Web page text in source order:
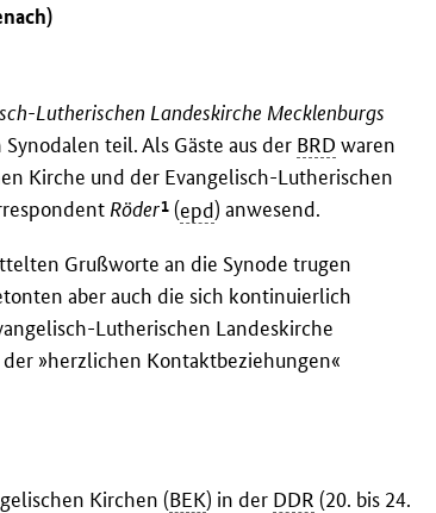
Lutherischen Landeskirche Mecklenburgs
teil. Als Gäste aus der BRD waren
Kirche und der Evangelisch-Lutherischen
Röder1 (epd) anwesend.
Grußworte an die Synode trugen
aber auch die sich kontinuierlich
Lutherischen Landeskirche
»herzlichen Kontaktbeziehungen«
Kirchen (BEK) in der DDR (20. bis 24.